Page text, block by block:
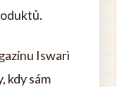
Iswari
kdy sám